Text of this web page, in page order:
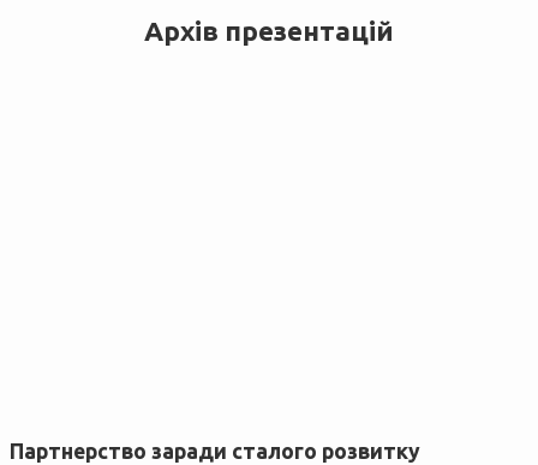
Архів презентацій
Партнерство заради сталого розвитку